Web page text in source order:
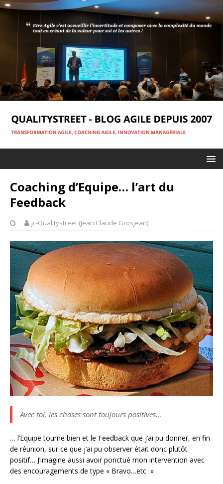
Coaching d’Equipe… l’art du
Feedback
jc-Qualitystreet (Jean Claude Grosjean)
Avec toi, les choses sont toujours positives…
… l’Equipe tourne bien et le Feedback que j’ai pu donner, en fin
de réunion, sur ce que j’ai pu observer était donc plutôt
positif… J’imagine aussi avoir ponctué mon intervention avec
des encouragements de type « Bravo…etc »